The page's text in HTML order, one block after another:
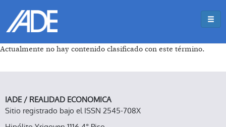
Actualmente no hay contenido clasificado con este término.
IADE / REALIDAD ECONOMICA
Sitio registrado bajo el ISSN 2545-708X